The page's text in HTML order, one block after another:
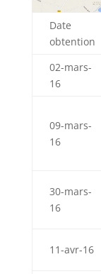
Date
obtention
02-mars-
16
09-mars-
16
30-mars-
16
11-avr-16